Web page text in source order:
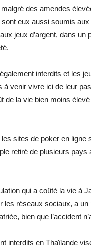
des amendes
eux aussi soumis
jeux d’argent, dans un
interdits et les
à venir vivre ici de leur
de la vie bien moins
les sites de poker en
retiré de plusieurs
qui a coûté la vie à
réseaux sociaux, a un
bien que l’accident
interdits en Thaïlande